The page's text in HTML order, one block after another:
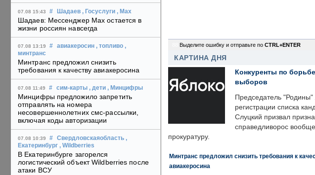
07.08 15:43 # Шадаев , Госуслуги , Max
Шадаев: Мессенджер Max остается в
жизни россиян навсегда
07.08 13:19 # авиакеросин , топливо ,
минтранс
Минтранс предложил снизить
требования к качеству авиакеросина
07.08 11:49 # сим-карты , дети , Минцифры
Минцифры предложило запретить
отправлять на номера
несовершеннолетних смс-рассылки,
включая коды авторизации
07.08 10:39 # Свердловскаяобласть ,
Екатеринбург , Wildberries
В Екатеринбурге загорелся
логистический объект Wildberries после
атаки ВСУ
Выделите ошибку и отправьте по CTRL+ENTER
КАРТИНА ДНЯ
Конкуренты по
выборов
Председатель
регистрации списка
Слуцкий призвал
справедливорос
прокуратуру.
Минтранс предложил снизить требования к
авиакеросина